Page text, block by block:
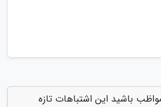
باشید این اشتباهات تازه